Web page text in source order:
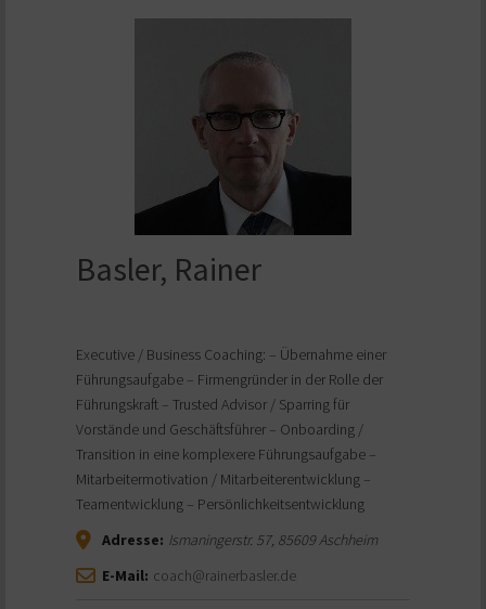
Basler, Rainer
Executive / Business Coaching: – Übernahme einer
Führungsaufgabe – Firmengründer in der Rolle der
Führungskraft – Trusted Advisor / Sparring für
Vorstände und Geschäftsführer – Onboarding /
Transition in eine komplexere Führungsaufgabe –
Mitarbeitermotivation / Mitarbeiterentwicklung –
Teamentwicklung – Persönlichkeitsentwicklung
Adresse: Ismaningerstr. 57, 85609Aschheim
E-Mail: coach@rainerbasler.de